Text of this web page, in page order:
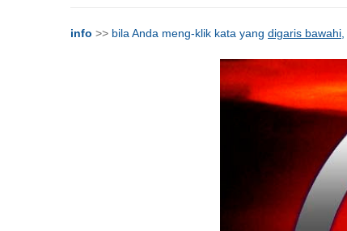
info >> bila Anda meng-klik kata yang digaris bawahi